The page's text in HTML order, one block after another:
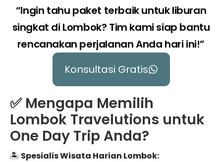
“Ingin tahu paket terbaik untuk liburan
singkat di Lombok? Tim kami siap bantu
rencanakan perjalanan Anda hari ini!”
Konsultasi Gratis
✅ Mengapa Memilih
Lombok Travelutions untuk
One Day Trip Anda?
🏝️ Spesialis Wisata Harian Lombok: